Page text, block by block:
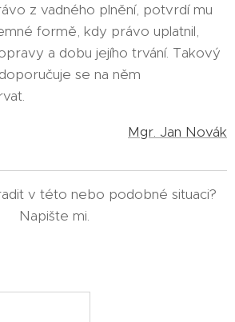
z vadného plnění, potvrdí mu
formě, kdy právo uplatnil,
a dobu jejího trvání. Takový
se na něm
Mgr. Jan Novák
v této nebo podobné situaci?
Napište mi.